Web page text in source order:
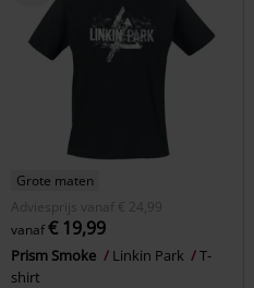
Grote maten
Adviesprijs
vanaf € 24,99
vanaf€ 19,99
Prism Smoke Linkin Park
T-
shirt